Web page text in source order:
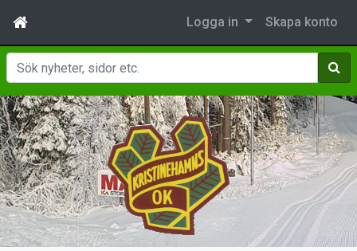
Logga in Skapa konto
Sök